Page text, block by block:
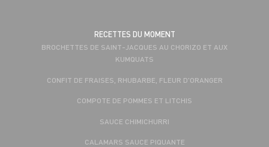
RECETTES DU MOMENT
BROCHETTES DE SAINT-JACQUES AU CHORIZO ET AUX
KUMQUATS
CONFIT DE FRAISES, RHUBARBE, FLEUR D'ORANGER
COMPOTE DE POMMES ET LITCHIS
SAUCE CHIMICHURRI
CALAMARS SAUCE PIQUANTE